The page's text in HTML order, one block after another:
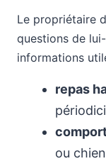
Le propriétaire
questions de
informations
repas
ou